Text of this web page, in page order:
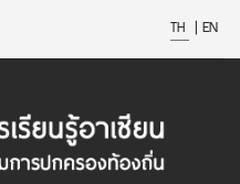
TH | EN